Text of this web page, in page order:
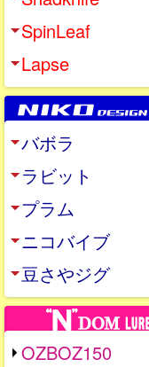
SpinLeaf
Lapse
バボラ
ラビット
プラム
ニコバイブ
豆さやジグ
OZBOZ150